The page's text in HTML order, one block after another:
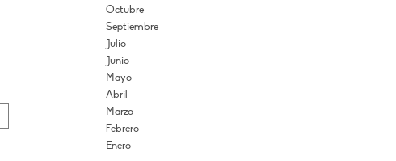
Octubre
Septiembre
Julio
Junio
Mayo
Abril
Marzo
Febrero
Enero